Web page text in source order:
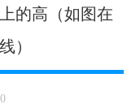
的高（如图在
）